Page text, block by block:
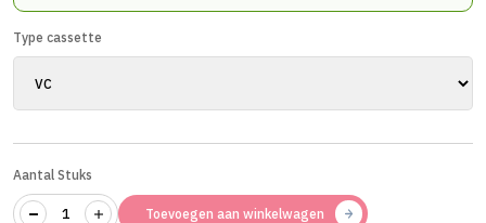
Type cassette
Aantal Stuks
Toevoegen aan winkelwagen